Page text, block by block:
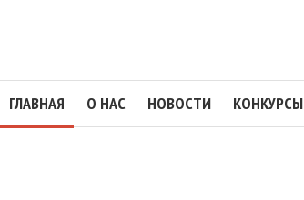
ГЛАВНАЯ О НАС НОВОСТИ КОНКУРСЫ